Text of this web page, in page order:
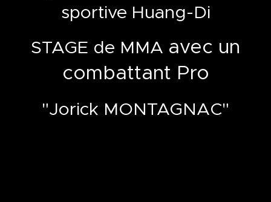
sportive Huang-Di
STAGE de MMA avec un
combattant Pro
"Jorick MONTAGNAC"